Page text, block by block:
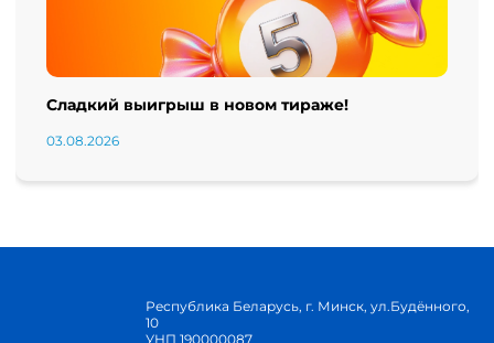
Сладкий выигрыш в новом тираже!
03.08.2026
Республика Беларусь, г. Минск, ул.Будённого,
10
УНП 190000087